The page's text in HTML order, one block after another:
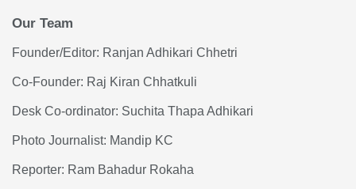
Our Team
Founder/Editor: Ranjan Adhikari Chhetri
Co-Founder: Raj Kiran Chhatkuli
Desk Co-ordinator: Suchita Thapa Adhikari
Photo Journalist: Mandip KC
Reporter: Ram Bahadur Rokaha